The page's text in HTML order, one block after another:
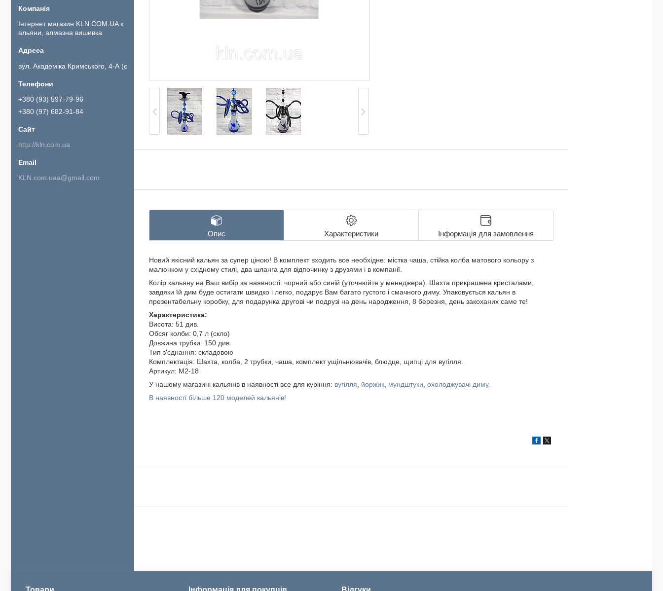
Опис Характеристики Інформація для замовлення
Новий якісний кальян за супер ціною! В комплект входить все необхідне: містка чаша, стійка колба матового кольору з
малюнком у східному стилі, два шланга для відпочинку з друзями і в компанії.
Колір кальяну на Ваш вибір за наявності: чорний або синій (уточнюйте у менеджера). Шахта прикрашена кристалами,
завдяки їй дим буде остигати швидко і легко, подарує Вам багато густого і смачного диму. Упаковується кальян в
презентабельну коробку, для подарунка другові чи подрузі на день народження, 8 березня, день закоханих саме те!
Характеристика:
Висота: 51 див.
Обсяг колби: 0,7 л (скло)
Довжина трубки: 150 див.
Тип з'єднання: складовою
Комплектація: Шахта, колба, 2 трубки, чаша, комплект ущільнювачів, блюдце, щипці для вугілля.
Артикул: M2-18
У нашому магазині кальянів в наявності все для куріння: вугілля, йоржик, мундштуки, охолоджувачі диму.
В наявності більше 120 моделей кальянів!
Інтернет магазин KLN.COM.UA к
альяни, алмазна вишивка
вул. Академіка Кримського, 4-А (офіс 111)., Київ, Україна
+380 (93) 597-79-96
+380 (97) 682-91-84
http://kln.com.ua
KLN.com.uaa@gmail.com